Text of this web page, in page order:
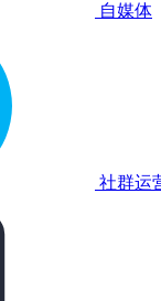
自媒体
社群运